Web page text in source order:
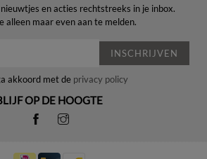
en acties rechtstreeks in je inbox.
alleen maar even aan te melden.
INSCHRIJVEN
akkoord met de privacy policy
OP DE HOOGTE